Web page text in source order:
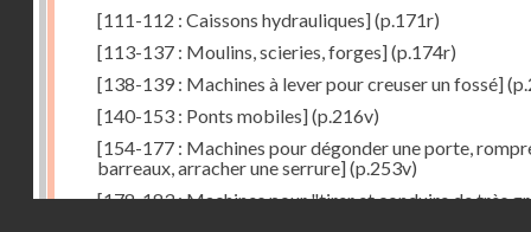
[111-112 : Caissons hydrauliques](p.171r)
[113-137 : Moulins, scieries, forges](p.174r)
[138-139 : Machines à lever pour creuser un fossé]
[140-153 : Ponts mobiles](p.216v)
[154-177 : Machines pour dégonder une porte,
barreaux, arracher une serrure](p.253v)
[178-183 : Machines pour "tirer et conduire de très